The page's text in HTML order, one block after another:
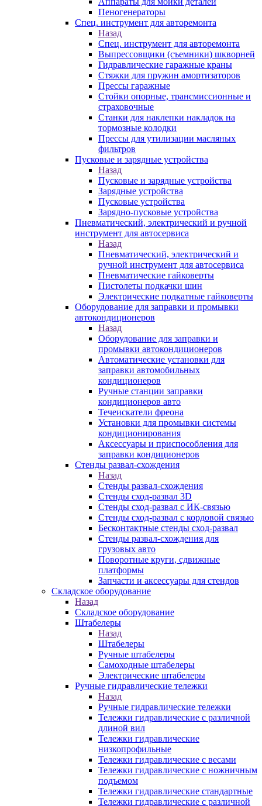
Пеногенераторы
Спец. инструмент для авторемонта
Назад
Спец. инструмент для авторемонта
Выпрессовщики (съемники) шкворней
Гидравлические гаражные краны
Стяжки для пружин амортизаторов
Прессы гаражные
Стойки опорные, трансмиссионные и
страховочные
Станки для наклепки накладок на
тормозные колодки
Прессы для утилизации масляных
фильтров
Пусковые и зарядные устройства
Назад
Пусковые и зарядные устройства
Зарядные устройства
Пусковые устройства
Зарядно-пусковые устройства
Пневматический, электрический и ручной
инструмент для автосервиса
Назад
Пневматический, электрический и
ручной инструмент для автосервиса
Пневматические гайковерты
Пистолеты подкачки шин
Электрические подкатные гайковерты
Оборудование для заправки и промывки
автокондиционеров
Назад
Оборудование для заправки и
промывки автокондиционеров
Автоматические установки для
заправки автомобильных
кондиционеров
Ручные станции заправки
кондиционеров авто
Течеискатели фреона
Установки для промывки системы
кондиционирования
Аксессуары и приспособления для
заправки кондиционеров
Стенды развал-схождения
Назад
Стенды развал-схождения
Стенды сход-развал 3D
Стенды сход-развал с ИК-связью
Стенды сход-развал с кордовой связью
Бесконтактные стенды сход-развал
Стенды развал-схождения для
грузовых авто
Поворотные круги, сдвижные
платформы
Запчасти и аксессуары для стендов
Складское оборудование
Назад
Складское оборудование
Штабелеры
Назад
Штабелеры
Ручные штабелеры
Самоходные штабелеры
Электрические штабелеры
Ручные гидравлические тележки
Назад
Ручные гидравлические тележки
Тележки гидравлические с различной
длиной вил
Тележки гидравлические
низкопрофильные
Тележки гидравлические с весами
Тележки гидравлические с ножничным
подъемом
Тележки гидравлические стандартные
Тележки гидравлические с различной